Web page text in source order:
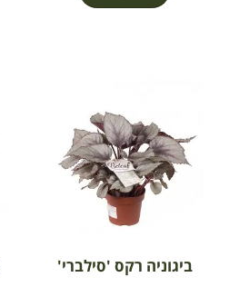
ביגוניה רקס 'סילברי'